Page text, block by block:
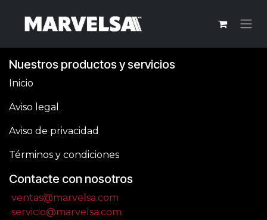
Nuestros productos y servicios
Inicio
Aviso legal
Aviso de privacidad
Términos y condiciones
Contacte con nosotros
ventas@marvelsa.com
servicio@marvelsa.com